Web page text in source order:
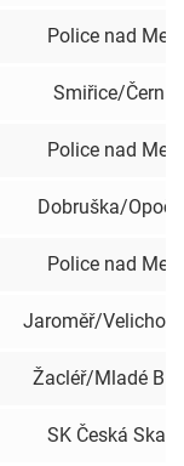
Police nad
Smiřice/
Police nad
Dobruška/
Police nad
Jaroměř/
Žacléř/Mladé
SK Česká